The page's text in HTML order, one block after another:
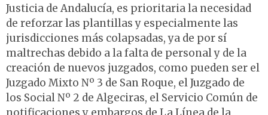
Justicia de Andalucía, es prioritaria la necesidad
de reforzar las plantillas y especialmente las
jurisdicciones más colapsadas, ya de por sí
maltrechas debido a la falta de personal y de la
creación de nuevos juzgados, como pueden ser el
Juzgado Mixto Nº 3 de San Roque, el Juzgado de
los Social Nº 2 de Algeciras, el Servicio Común de